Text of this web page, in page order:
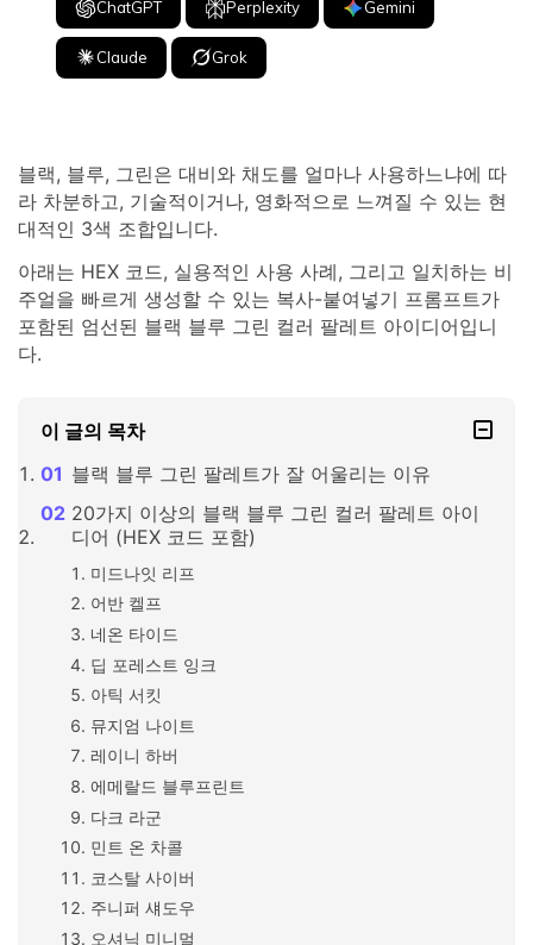
ChatGPT Perplexity Gemini
Claude Grok
블랙, 블루, 그린은 대비와 채도를 얼마나 사용하느냐에 따
라 차분하고, 기술적이거나, 영화적으로 느껴질 수 있는 현
대적인 3색 조합입니다.
아래는 HEX 코드, 실용적인 사용 사례, 그리고 일치하는 비
주얼을 빠르게 생성할 수 있는 복사-붙여넣기 프롬프트가
포함된 엄선된 블랙 블루 그린 컬러 팔레트 아이디어입니
다.
이 글의 목차
블랙 블루 그린 팔레트가 잘 어울리는 이유
20가지 이상의 블랙 블루 그린 컬러 팔레트 아이
디어 (HEX 코드 포함)
미드나잇 리프
어반 켈프
네온 타이드
딥 포레스트 잉크
아틱 서킷
뮤지엄 나이트
레이니 하버
에메랄드 블루프린트
다크 라군
민트 온 차콜
코스탈 사이버
주니퍼 섀도우
오셔닉 미니멀